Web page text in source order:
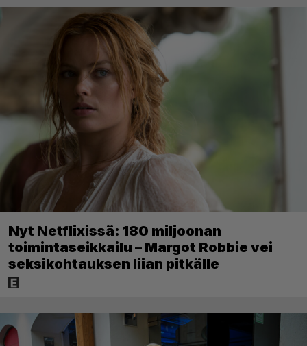
Nyt Netflixissä: 180 miljoonan
toimintaseikkailu – Margot Robbie vei
seksikohtauksen liian pitkälle